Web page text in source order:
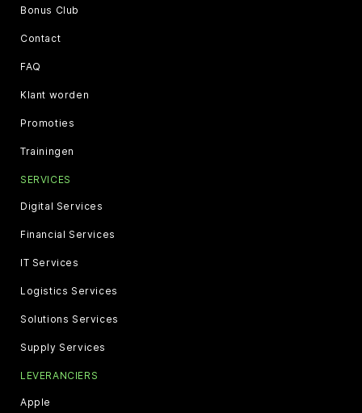
Bonus Club
Contact
FAQ
Klant worden
Promoties
Trainingen
SERVICES
Digital Services
Financial Services
IT Services
Logistics Services
Solutions Services
Supply Services
LEVERANCIERS
Apple